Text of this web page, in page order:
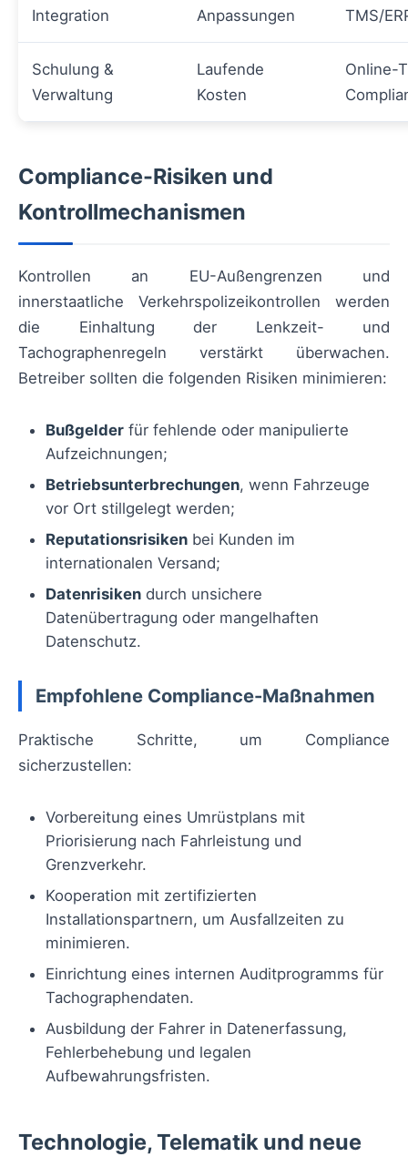
Integration
Anpassungen
TMS/
Schulung &
Verwaltung
Laufende
Kosten
Online-
Compliance-Risiken und
Kontrollmechanismen
Kontrollen an EU-Außengrenzen und
innerstaatliche Verkehrspolizeikontrollen werden
die Einhaltung der Lenkzeit- und
Tachographenregeln verstärkt überwachen.
Betreiber sollten die folgenden Risiken minimieren:
Bußgelder für fehlende oder manipulierte
Aufzeichnungen;
Betriebsunterbrechungen, wenn Fahrzeuge
vor Ort stillgelegt werden;
Reputationsrisiken bei Kunden im
internationalen Versand;
Datenrisiken durch unsichere
Datenübertragung oder mangelhaften
Datenschutz.
Empfohlene Compliance-Maßnahmen
Praktische Schritte, um Compliance
sicherzustellen:
Vorbereitung eines Umrüstplans mit
Priorisierung nach Fahrleistung und
Grenzverkehr.
Kooperation mit zertifizierten
Installationspartnern, um Ausfallzeiten zu
minimieren.
Einrichtung eines internen Auditprogramms für
Tachographendaten.
Ausbildung der Fahrer in Datenerfassung,
Fehlerbehebung und legalen
Aufbewahrungsfristen.
Technologie, Telematik und neue